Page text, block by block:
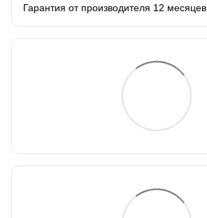
Гарантия от производителя 12 месяцев